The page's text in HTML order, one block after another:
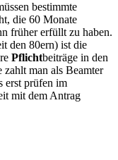
bestimmte
die 60 Monate
früher erfüllt zu haben.
den 80ern) ist die
Pflichtbeiträge in den
man als Beamter
erst prüfen im
mit dem Antrag